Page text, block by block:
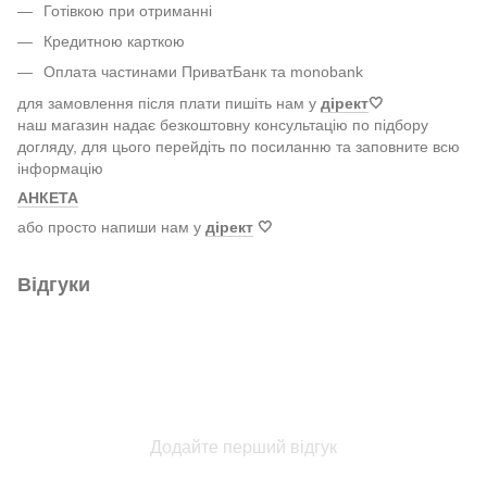
Готівкою при отриманні
Кредитною карткою
Оплата частинами ПриватБанк та monobank
для замовлення після плати пишіть нам у дірект🤍
наш магазин надає безкоштовну консультацію по підбору
догляду, для цього перейдіть по посиланню та заповните всю
інформацію
АНКЕТА
або просто напиши нам у дірект 🤍
Відгуки
Додайте перший відгук